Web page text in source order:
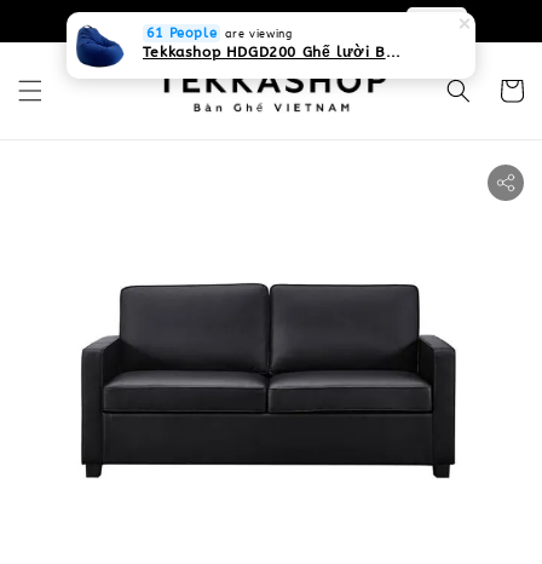
0931268840 Liên hệ với chúng tôi
61 People are viewing
Tekkashop HDGD200 Ghế lười Beanbag form truyền thống, chất liệu Olefin canvas kháng nước, màu xanh biển, có thể sử dụng trong nhà và cả ngoài trời, có quai xách